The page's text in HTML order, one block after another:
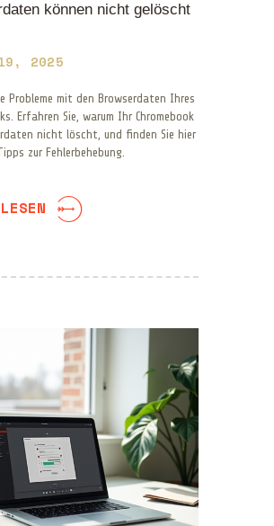
können nicht gelöscht
19, 2025
Probleme mit den Browserdaten Ihres
Erfahren Sie, warum Ihr Chromebook
nicht löscht, und finden Sie hier
zur Fehlerbehebung.